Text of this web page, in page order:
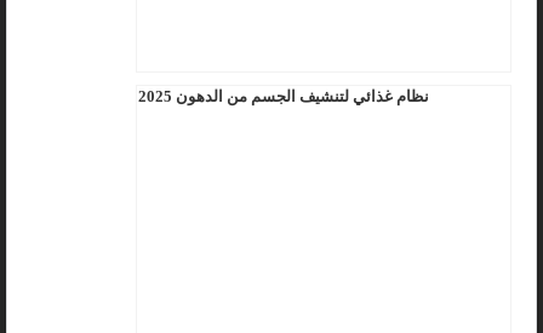
نظام غذائي لتنشيف الجسم من الدهون 2025